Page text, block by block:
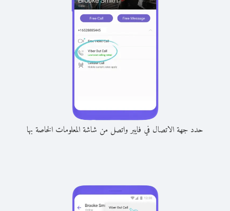
حدد جهة الاتصال في فايبر واتصل من شاشة المعلومات الخاصة بها